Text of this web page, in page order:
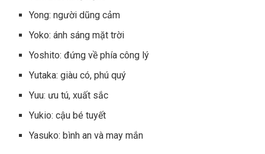
Yong: người dũng cảm
Yoko: ánh sáng mặt trời
Yoshito: đứng về phía công lý
Yutaka: giàu có, phú quý
Yuu: ưu tú, xuất sắc
Yukio: cậu bé tuyết
Yasuko: bình an và may mắn